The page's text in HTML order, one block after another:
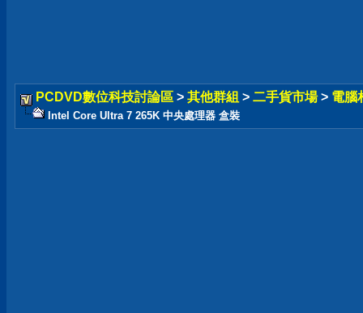
PCDVD數位科技討論區 > 其他群組 > 二手貨市場 > 電腦
Intel Core Ultra 7 265K 中央處理器 盒裝